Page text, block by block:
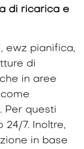
di ricarica e
ewz pianifica,
di
in aree
Per questi
7. Inoltre,
in base